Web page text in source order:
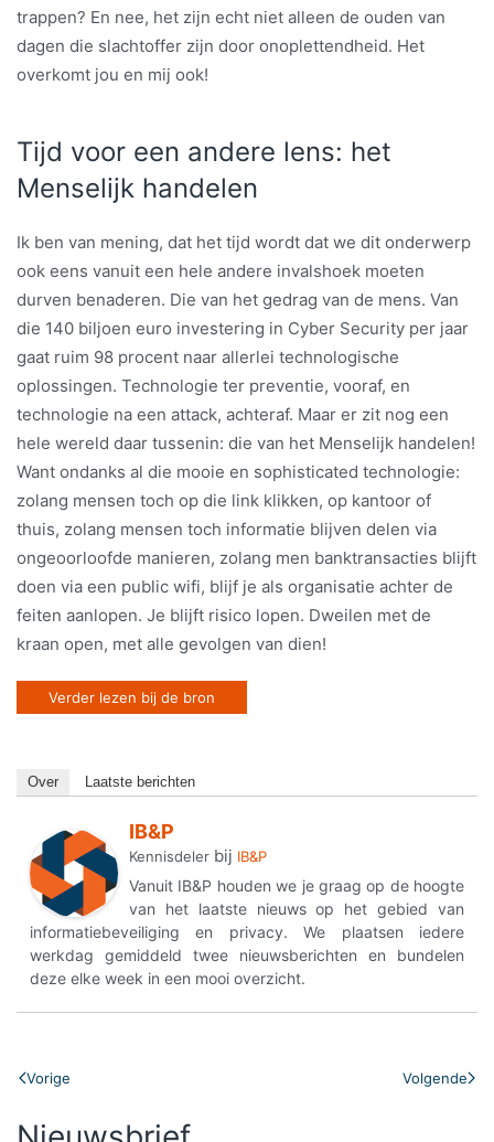
trappen? En nee, het zijn echt niet alleen de ouden van
dagen die slachtoffer zijn door onoplettendheid. Het
overkomt jou en mij ook!
Tijd voor een andere lens: het
Menselijk handelen
Ik ben van mening, dat het tijd wordt dat we dit onderwerp
ook eens vanuit een hele andere invalshoek moeten
durven benaderen. Die van het gedrag van de mens. Van
die 140 biljoen euro investering in Cyber Security per jaar
gaat ruim 98 procent naar allerlei technologische
oplossingen. Technologie ter preventie, vooraf, en
technologie na een attack, achteraf. Maar er zit nog een
hele wereld daar tussenin: die van het Menselijk handelen!
Want ondanks al die mooie en sophisticated technologie:
zolang mensen toch op die link klikken, op kantoor of
thuis, zolang mensen toch informatie blijven delen via
ongeoorloofde manieren, zolang men banktransacties blijft
doen via een public wifi, blijf je als organisatie achter de
feiten aanlopen. Je blijft risico lopen. Dweilen met de
kraan open, met alle gevolgen van dien!
Verder lezen bij de bron
Over Laatste berichten
IB&P
Kennisdeler bij IB&P
Vanuit IB&P houden we je graag op de hoogte
van het laatste nieuws op het gebied van
informatiebeveiliging en privacy. We plaatsen iedere
werkdag gemiddeld twee nieuwsberichten en bundelen
deze elke week in een mooi overzicht.
Vorige Volgende